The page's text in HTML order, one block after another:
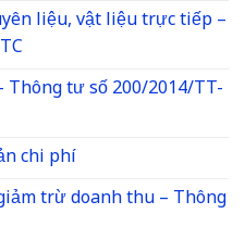
liệu, vật liệu trực tiếp –
tư số 200/2014/TT-
chi phí
trừ doanh thu – Thông